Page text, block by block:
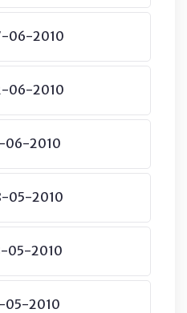
06-2010
06-2010
06-2010
05-2010
05-2010
05-2010